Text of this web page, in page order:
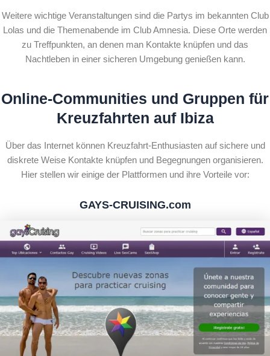
Weitere wichtige Veranstaltungen sind die Partys im bekannten Club
Lolas und die Themenabende im Club Amnesia. Diese Orte werden
zu Treffpunkten, an denen man Kontakte knüpfen und das
Nachtleben in einer sicheren Umgebung genießen kann.
Online-Communities und Gruppen für
Kreuzfahrten auf Ibiza
Über das Internet können Kreuzfahrt-Enthusiasten auf sichere und
diskrete Weise Kontakte knüpfen und Begegnungen organisieren.
Hier stellen wir einige der Plattformen und ihre Vorteile vor:
GAYS-CRUISING.com